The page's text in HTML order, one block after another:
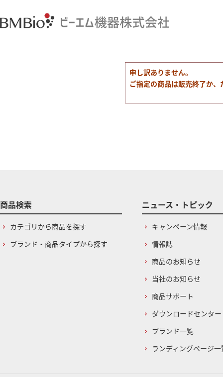
申し訳ありません。
ご指定の商品は販売終了か
商品検索
カテゴリから商品を探す
ブランド・商品タイプから探す
ニュース・トピック
キャンペーン情報
情報誌
商品のお知らせ
当社のお知らせ
商品サポート
ダウンロードセンター
ブランド一覧
ランディングページ一